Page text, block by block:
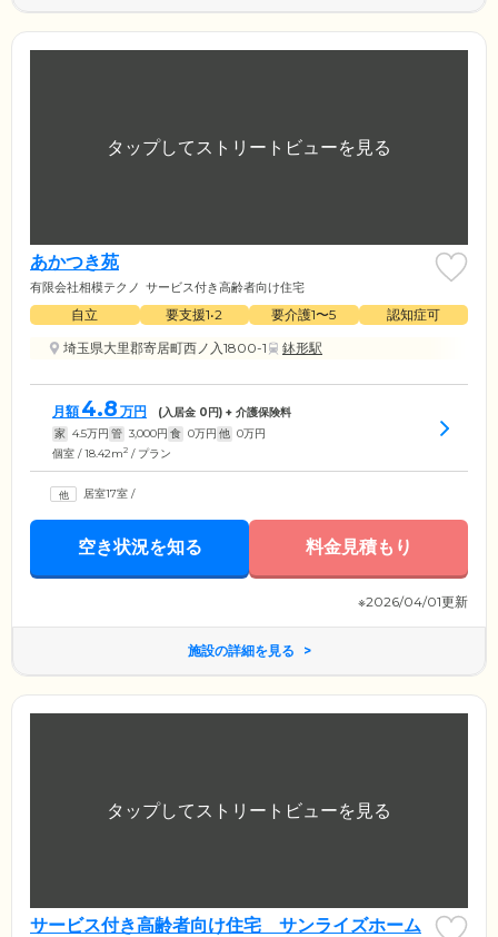
あかつき苑
有限会社相模テクノ サービス付き高齢者向け住宅
自立 要支援1•2 要介護1〜5
認知症可
埼玉県大里郡寄居町西ノ入1800-1
鉢形駅
月額 4.8 万円 (入居金 0円) + 介護保険料
家 4.5万円 管 3,000円 食 0万円 他 0万円
個室 / 18.42m2 / プラン
居室17室 /
空き状況を知る 料金見積もり
※2026/04/01更新
施設の詳細を見る
サービス付き高齢者向け住宅 サンライズホーム